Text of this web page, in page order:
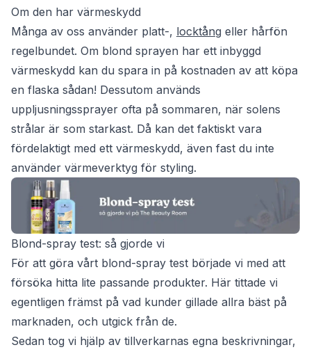
Om den har värmeskydd
Många av oss använder platt-, locktång eller hårfön
regelbundet. Om blond sprayen har ett inbyggd
värmeskydd kan du spara in på kostnaden av att köpa
en flaska sådan! Dessutom används
uppljusningssprayer ofta på sommaren, när solens
strålar är som starkast. Då kan det faktiskt vara
fördelaktigt med ett värmeskydd, även fast du inte
använder värmeverktyg för styling.
Blond-spray test: så gjorde vi
För att göra vårt blond-spray test började vi med att
försöka hitta lite passande produkter. Här tittade vi
egentligen främst på vad kunder gillade allra bäst på
marknaden, och utgick från de.
Sedan tog vi hjälp av tillverkarnas egna beskrivningar,